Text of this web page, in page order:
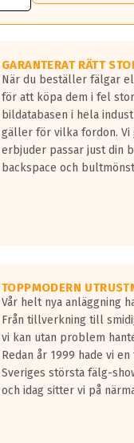
A gentemot
svarta vågor
enligt nya
GARANTERAT RÄTT
När du beställer fälgar
för att köpa dem i fel
bildatabasen i hela
gäller för vilka fordon. Vi
erbjuder passar just din
backspace och
TOPPMODERN
Vår helt nya anläggning
Från tillverkning till
vi kan utan problem
Redan år 1999 hade vi
Sveriges största fälg-
och idag sitter vi på